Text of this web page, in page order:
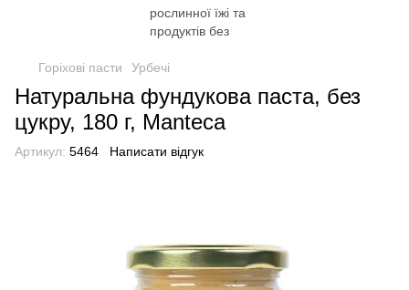
Горіхові пасти Урбечі
Натуральна фундукова паста, без
цукру, 180 г, Manteca
Артикул: 5464 Написати відгук